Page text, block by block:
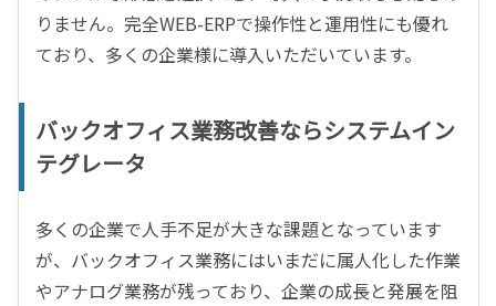
りません。完全WEB-ERPで操作性と運用性にも優れ
ており、多くの企業様に導入いただいています。
バックオフィス業務改善ならシステムイン
テグレータ
多くの企業で人手不足が大きな課題となっています
が、バックオフィス業務にはいまだに属人化した作業
やアナログ業務が残っており、企業の成長と発展を阻